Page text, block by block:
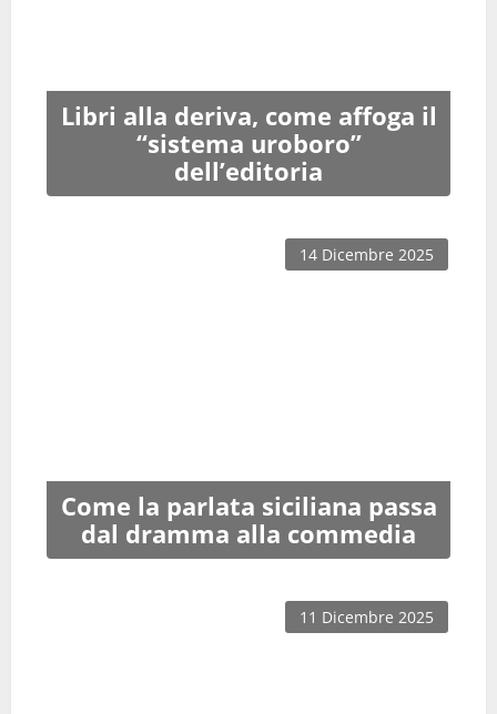
Libri alla deriva, come affoga il
“sistema uroboro”
dell’editoria
Come la parlata siciliana passa
dal dramma alla commedia
14 Dicembre 2025
11 Dicembre 2025